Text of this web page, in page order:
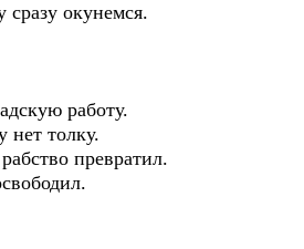
окунемся.
работу.
нет толку.
превратил.